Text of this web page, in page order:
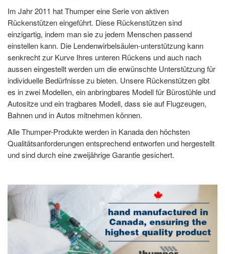
Im Jahr 2011 hat Thumper eine Serie von aktiven
Rückenstützen eingeführt. Diese Rückenstützen sind
einzigartig, indem man sie zu jedem Menschen passend
einstellen kann. Die Lendenwirbelsäulen-unterstützung kann
senkrecht zur Kurve Ihres unteren Rückens und auch nach
aussen eingestellt werden um die erwünschte Unterstützung für
individuelle Bedürfnisse zu bieten. Unsere Rückenstützen gibt
es in zwei Modellen, ein anbringbares Modell für Bürostühle und
Autositze und ein tragbares Modell, dass sie auf Flugzeugen,
Bahnen und in Autos mitnehmen können.
Alle Thumper-Produkte werden in Kanada den höchsten
Qualitätsanforderungen entsprechend entworfen und hergestellt
und sind durch eine zweijährige Garantie gesichert.